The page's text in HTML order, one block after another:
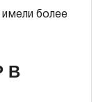
более
В